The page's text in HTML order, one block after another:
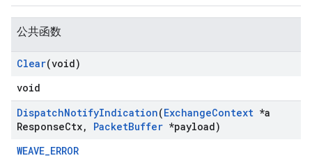
公共函数
Clear(void)
void
DispatchNotifyIndication(ExchangeContext *a
ResponseCtx, PacketBuffer *payload)
WEAVE_ERROR